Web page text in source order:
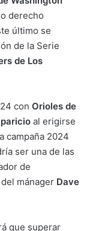
derecho
último se
de la Serie
de Los
con Orioles de
al erigirse
campaña 2024
ser una de las
de
mánager Dave
que superar